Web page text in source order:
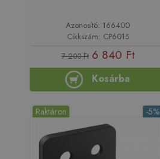
Azonosító: 166400
Cikkszám: CP6015
7 200 Ft 6 840 Ft
Kosárba
-5%
Raktáron